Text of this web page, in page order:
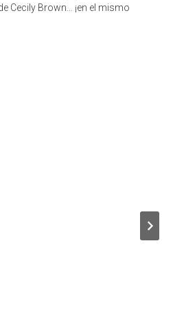
Cecily Brown… ¡en el mismo